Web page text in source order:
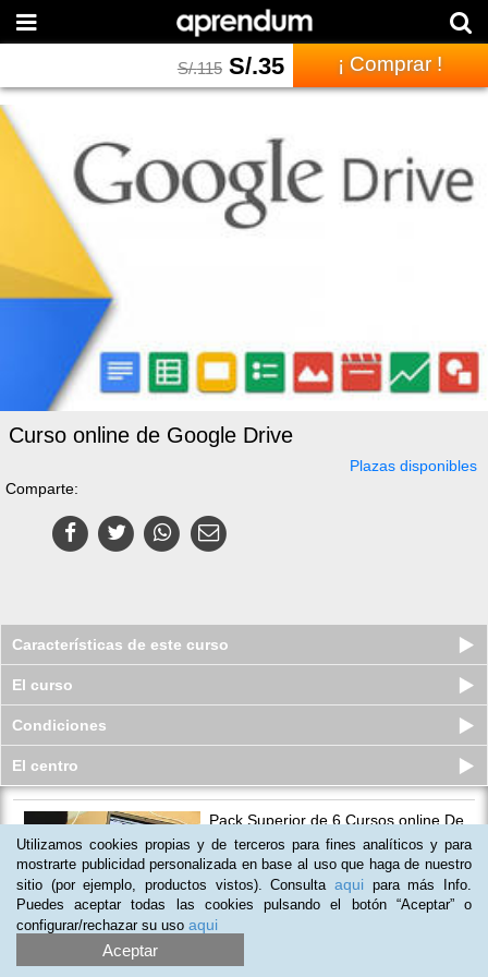
S/.115 S/.35 ¡ Comprar !
Curso online de Google Drive
Plazas disponibles
Comparte:
Características de este curso
El curso
Condiciones
El centro
Pack Superior de 6 Cursos online De
Programador De Aplicacione...
Plazas disponibles
S/.249
Utilizamos cookies propias y de terceros para fines analíticos y para
mostrarte publicidad personalizada en base al uso que haga de nuestro
sitio (por ejemplo, productos vistos). Consulta aqui para más Info.
Puedes aceptar todas las cookies pulsando el botón “Aceptar” o
configurar/rechazar su uso aqui
Aceptar